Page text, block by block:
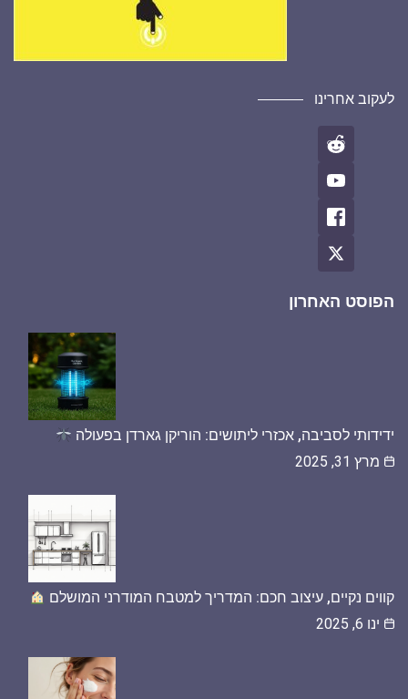
לעקוב אחרינו
הפוסט האחרון
ידידותי לסביבה, אכזרי ליתושים: הוריקן גארדן בפעולה
מרץ 31, 2025
קווים נקיים, עיצוב חכם: המדריך למטבח המודרני המושלם
ינו 6, 2025